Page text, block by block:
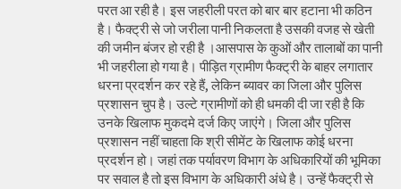
परत आ रही है। इस जहरीली परत को बार बार हटाना भी कठिन
है। फैक्ट्री से जो जरीला पानी निकलता है उसकी वजह से खेती
की जमीन बंजर हो रही है ।आसपास के कुओं और तालाबों का पानी
भी जहरीला हो गया है। पीड़ित ग्रामीण फैक्ट्री के बाहर लगातार
धरना प्रदर्शन कर रहे हैं, लेकिन ब्यावर का जिला और पुलिस
प्रशासन चुप है। उल्टे ग्रामीणों को ही धमकी दी जा रही है कि
उनके खिलाफ मुकदमे दर्ज किए जाएंगे। जिला और पुलिस
प्रशासन नहीं चाहता कि श्री सीमेंट के खिलाफ कोई धरना
प्रदर्शन हो। जहां तक पर्यावरण विभाग के अधिकारियों की भूमिका
पर सवाल है तो इस विभाग के अधिकारी अंधे है। उन्हें फैक्ट्री से